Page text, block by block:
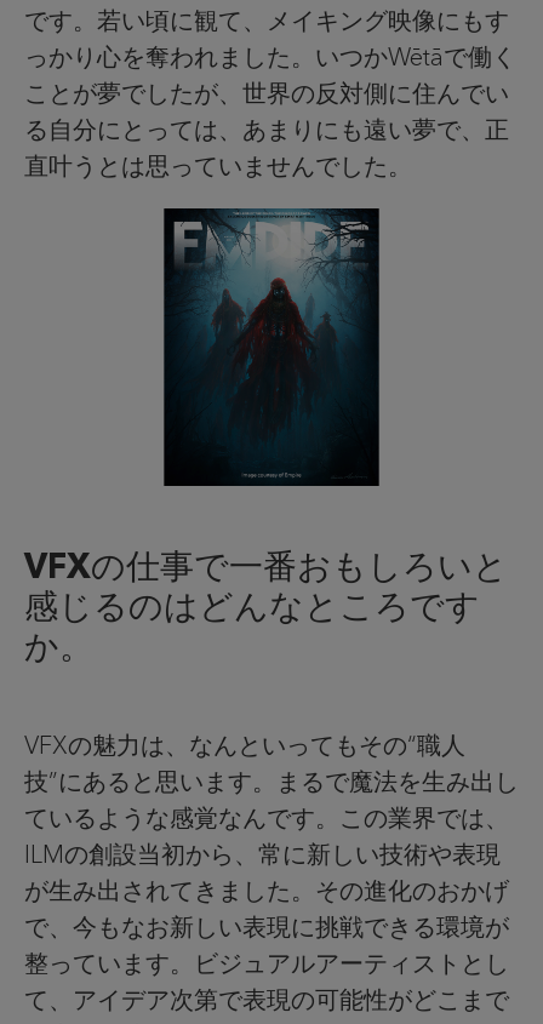
です。若い頃に観て、メイキング映像にもす
っかり心を奪われました。いつかWētāで働く
ことが夢でしたが、世界の反対側に住んでい
る自分にとっては、あまりにも遠い夢で、正
直叶うとは思っていませんでした。
VFXの仕事で一番おもしろいと
感じるのはどんなところです
か。
VFXの魅力は、なんといってもその“職人
技”にあると思います。まるで魔法を生み出し
ているような感覚なんです。この業界では、
ILMの創設当初から、常に新しい技術や表現
が生み出されてきました。その進化のおかげ
で、今もなお新しい表現に挑戦できる環境が
整っています。ビジュアルアーティストとし
て、アイデア次第で表現の可能性がどこまで